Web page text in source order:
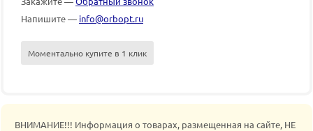
Напишите — info@orbopt.ru
Моментально купите в 1 клик
ВНИМАНИЕ!!! Информация о товарах, размещенная на сайте, НЕ